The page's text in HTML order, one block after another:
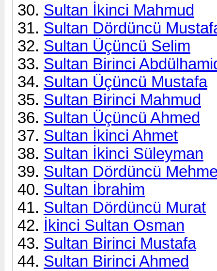
Sultan İkinci Mahmud
Sultan Dördüncü
Sultan Üçüncü Selim
Sultan Birinci
Sultan Üçüncü Mustafa
Sultan Birinci Mahmud
Sultan Üçüncü Ahmed
Sultan İkinci Ahmet
Sultan İkinci Süleyman
Sultan Dördüncü
Sultan İbrahim
Sultan Dördüncü Murat
İkinci Sultan Osman
Sultan Birinci Mustafa
Sultan Birinci Ahmed